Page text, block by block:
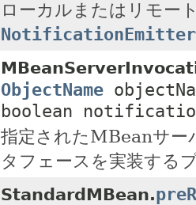
ローカルまたはリモー
NotificationEmitter
ObjectName
boolean
指定されたMBeanサー
タフェースを実装する
StandardMBean.